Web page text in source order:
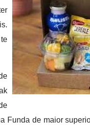
Funda de maior